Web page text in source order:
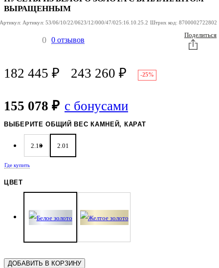
ВЫРАЩЕННЫМ
Артикул: Артикул: 53/06/10/22/0623/12/000/47/025:16.10.25.2 Штрих код: 8700002722802
0 0 отзывов
Поделиться
182 445 ₽ 243 260 ₽ -25%
155 078 ₽ с бонусами
ВЫБЕРИТЕ ОБЩИЙ ВЕС КАМНЕЙ, КАРАТ
2.10 2.01
Где купить
ЦВЕТ
ДОБАВИТЬ В КОРЗИНУ